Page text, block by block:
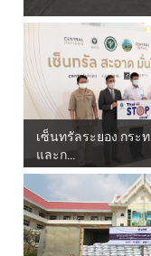
เซ็นทรัลระยอง กร
และก...